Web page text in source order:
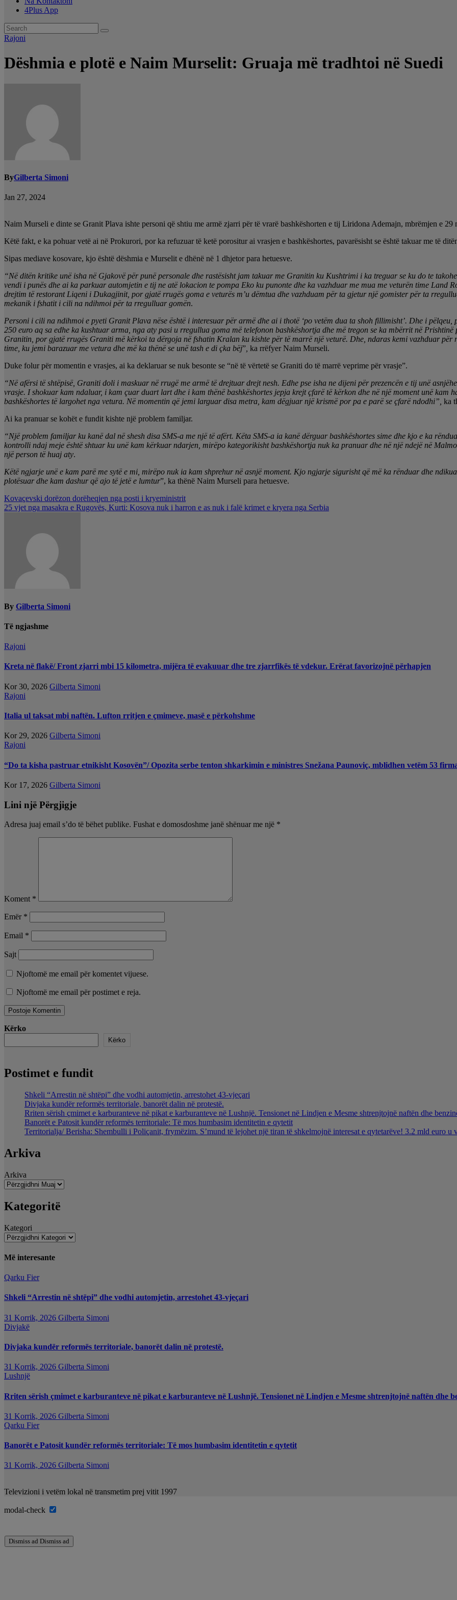
4Plus App
Rajoni
Dëshmia e plotë e Naim Murselit: Gruaja më tradhtoi në Suedi
ByGilberta Simoni
Jan 27, 2024
Naim Murseli e dinte se Granit Plava ishte personi që shtiu me armë zjarri për të vrarë bashkëshorten e tij Liridona Ademajn, mbrëmjen e 29
Këtë fakt, e ka pohuar vetë ai në Prokurori, por ka refuzuar të ketë porositur ai vrasjen e bashkëshortes, pavarësisht se është takuar me të
Sipas mediave kosovare, kjo është dëshmia e Murselit e dhënë në 1 dhjetor para hetuesve.
“Në ditën kritike unë isha në Gjakovë për punë personale dhe rastësisht jam takuar me Granitin ku Kushtrimi i ka treguar se ku do te
vendi i punës dhe ai ka parkuar automjetin e tij ne atë lokacion te pompa Eko ku punonte dhe ka vazhduar me mua me veturën time Land
drejtim të restorant Liqeni i Dukagjinit, por gjatë rrugës goma e veturës m’u dëmtua dhe vazhduam për ta gjetur një gomister për ta
mekanik i fshatit i cili na ndihmoi për ta rregulluar gomën.
Personi i cili na ndihmoi e pyeti Granit Plava nëse është i interesuar për armë dhe ai i thotë ‘po vetëm dua ta shoh fillimisht’. Dhe i
250 euro aq sa edhe ka kushtuar arma, nga aty pasi u rregullua goma më telefonon bashkëshortja dhe më tregon se ka mbërrit në
Granitin, por gjatë rrugës Graniti më kërkoi ta dërgoja në fshatin Kralan ku kishte për të marrë një veturë. Dhe, ndaras kemi vazhduar për
time, ku jemi barazuar me vetura dhe më ka thënë se unë tash e di çka bëj”, ka rrëfyer Naim Murseli.
Duke folur për momentin e vrasjes, ai ka deklaruar se nuk besonte se “në të vërtetë se Graniti do të marrë veprime për vrasje”.
“Në afërsi të shtëpisë, Graniti doli i maskuar në rrugë me armë të drejtuar drejt nesh. Edhe pse isha ne dijeni për prezencën e tij unë
vrasje. I shokuar kam ndaluar, i kam çuar duart lart dhe i kam thënë bashkëshortes jepja krejt çfarë të kërkon dhe në një moment unë kam
bashkëshortes të largohet nga vetura. Në momentin që jemi larguar disa metra, kam dëgjuar një krismë por pa e parë se çfarë ndodhi”, ka
Ai ka pranuar se kohët e fundit kishte një problem familjar.
“Një problem familjar ku kanë dal në shesh disa SMS-a me një të afërt. Këta SMS-a ia kanë dërguar bashkëshortes sime dhe kjo e ka
kontrolli ndaj meje është shtuar ku unë kam kërkuar ndarjen, mirëpo kategorikisht bashkëshortja nuk ka pranuar dhe në një ndejë në
një person të huaj aty.
Këtë ngjarje unë e kam parë me sytë e mi, mirëpo nuk ia kam shprehur në asnjë moment. Kjo ngjarje sigurisht që më ka rënduar dhe
plotësuar dhe kam dashur që ajo të jetë e lumtur”, ka thënë Naim Murseli para hetuesve.
Lëvizje
te
Kovaçevski dorëzon dorëheqjen nga posti i kryeministrit
25 vjet nga masakra e Rugovës, Kurti: Kosova nuk i harron e as nuk i falë krimet e kryera nga Serbia
By Gilberta Simoni
Të ngjashme
Rajoni
Kreta në flakë/ Front zjarri mbi 15 kilometra, mijëra të evakuuar dhe tre zjarrfikës të vdekur. Erërat favorizojnë përhapjen
Kor 30, 2026 Gilberta Simoni
Rajoni
Italia ul taksat mbi naftën. Lufton rritjen e çmimeve, masë e përkohshme
Kor 29, 2026 Gilberta Simoni
Rajoni
“Do ta kisha pastruar etnikisht Kosovën”/ Opozita serbe tenton shkarkimin e ministres Snežana Paunoviç, mblidhen vetëm 53
Kor 17, 2026 Gilberta Simoni
Lini një Përgjigje
Adresa juaj email s’do të bëhet publike. Fushat e domosdoshme janë shënuar me një *
Koment *
Emër *
Email *
Sajt
Njoftomë me email për komentet vijuese.
Njoftomë me email për postimet e reja.
Kërko
Kërko
Postimet e fundit
Shkeli “Arrestin në shtëpi” dhe vodhi automjetin, arrestohet 43-vjeçari
Divjaka kundër reformës territoriale, banorët dalin në protestë.
Rriten sërish çmimet e karburanteve në pikat e karburanteve në Lushnjë. Tensionet në Lindjen e Mesme shtrenjtojnë naftën dhe
Banorët e Patosit kundër reformës territoriale: Të mos humbasim identitetin e qytetit
Territorialja/ Berisha: Shembulli i Poliçanit, frymëzim. S’mund të lejohet një tiran të shkelmojnë interesat e qytetarëve! 3.2 mld euro
Arkiva
Arkiva
Kategoritë
Kategori
Më interesante
Qarku Fier
Shkeli “Arrestin në shtëpi” dhe vodhi automjetin, arrestohet 43-vjeçari
31 Korrik, 2026 Gilberta Simoni
Divjakë
Divjaka kundër reformës territoriale, banorët dalin në protestë.
31 Korrik, 2026 Gilberta Simoni
Lushnjë
Rriten sërish çmimet e karburanteve në pikat e karburanteve në Lushnjë. Tensionet në Lindjen e Mesme shtrenjtojnë naftën dhe
31 Korrik, 2026 Gilberta Simoni
Qarku Fier
Banorët e Patosit kundër reformës territoriale: Të mos humbasim identitetin e qytetit
31 Korrik, 2026 Gilberta Simoni
Televizioni i vetëm lokal në transmetim prej vitit 1997
modal-check
Dismiss ad Dismiss ad